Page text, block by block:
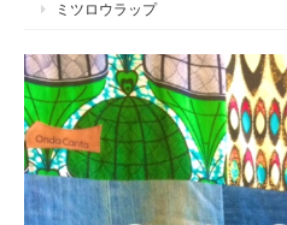
ミツロウラップ